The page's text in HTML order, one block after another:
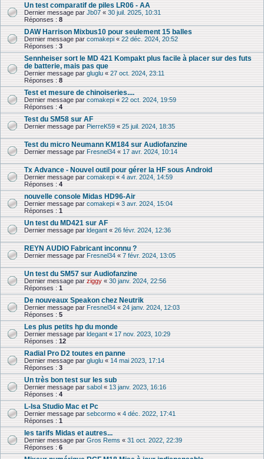
Un test comparatif de piles LR06 - AA
Dernier message par Jb07 « 30 juil. 2025, 10:31
Réponses : 8
DAW Harrison Mixbus10 pour seulement 15 balles
Dernier message par comakepi « 22 déc. 2024, 20:52
Réponses : 3
Sennheiser sort le MD 421 Kompakt plus facile à placer sur des futs
de batterie, mais pas que
Dernier message par gluglu « 27 oct. 2024, 23:11
Réponses : 8
Test et mesure de chinoiseries....
Dernier message par comakepi « 22 oct. 2024, 19:59
Réponses : 4
Test du SM58 sur AF
Dernier message par PierreK59 « 25 juil. 2024, 18:35
Test du micro Neumann KM184 sur Audiofanzine
Dernier message par Fresnel34 « 17 avr. 2024, 10:14
Tx Advance - Nouvel outil pour gérer la HF sous Android
Dernier message par comakepi « 4 avr. 2024, 14:59
Réponses : 4
nouvelle console Midas HD96-Air
Dernier message par comakepi « 3 avr. 2024, 15:04
Réponses : 1
Un test du MD421 sur AF
Dernier message par ldegant « 26 févr. 2024, 12:36
REYN AUDIO Fabricant inconnu ?
Dernier message par Fresnel34 « 7 févr. 2024, 13:05
Un test du SM57 sur Audiofanzine
Dernier message par ziggy « 30 janv. 2024, 22:56
Réponses : 1
De nouveaux Speakon chez Neutrik
Dernier message par Fresnel34 « 24 janv. 2024, 12:03
Réponses : 5
Les plus petits hp du monde
Dernier message par ldegant « 17 nov. 2023, 10:29
Réponses : 12
Radial Pro D2 toutes en panne
Dernier message par gluglu « 14 mai 2023, 17:14
Réponses : 3
Un très bon test sur les sub
Dernier message par sabol « 13 janv. 2023, 16:16
Réponses : 4
L-Isa Studio Mac et Pc
Dernier message par sebcormo « 4 déc. 2022, 17:41
Réponses : 1
les tarifs Midas et autres...
Dernier message par Gros Rems « 31 oct. 2022, 22:39
Réponses : 6